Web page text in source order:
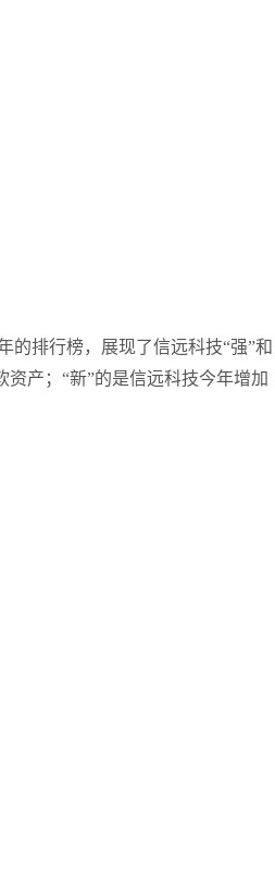
的排行榜，展现了信远科技“强”和
产；“新”的是信远科技今年增加